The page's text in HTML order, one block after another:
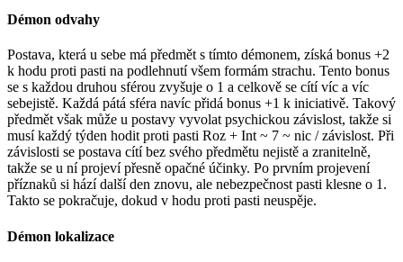
Démon odvahy
Postava, která u sebe má předmět s tímto démonem, získá bonus +2
k hodu proti pasti na podlehnutí všem formám strachu. Tento bonus
se s každou druhou sférou zvyšuje o 1 a celkově se cítí víc a víc
sebejistě. Každá pátá sféra navíc přidá bonus +1 k iniciativě. Takový
předmět však může u postavy vyvolat psychickou závislost, takže si
musí každý týden hodit proti pasti Roz + Int ~ 7 ~ nic / závislost. Při
závislosti se postava cítí bez svého předmětu nejistě a zranitelně,
takže se u ní projeví přesně opačné účinky. Po prvním projevení
příznaků si hází další den znovu, ale nebezpečnost pasti klesne o 1.
Takto se pokračuje, dokud v hodu proti pasti neuspěje.
Démon lokalizace